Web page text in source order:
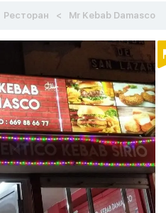
Ресторан Mr Kebab Damasco